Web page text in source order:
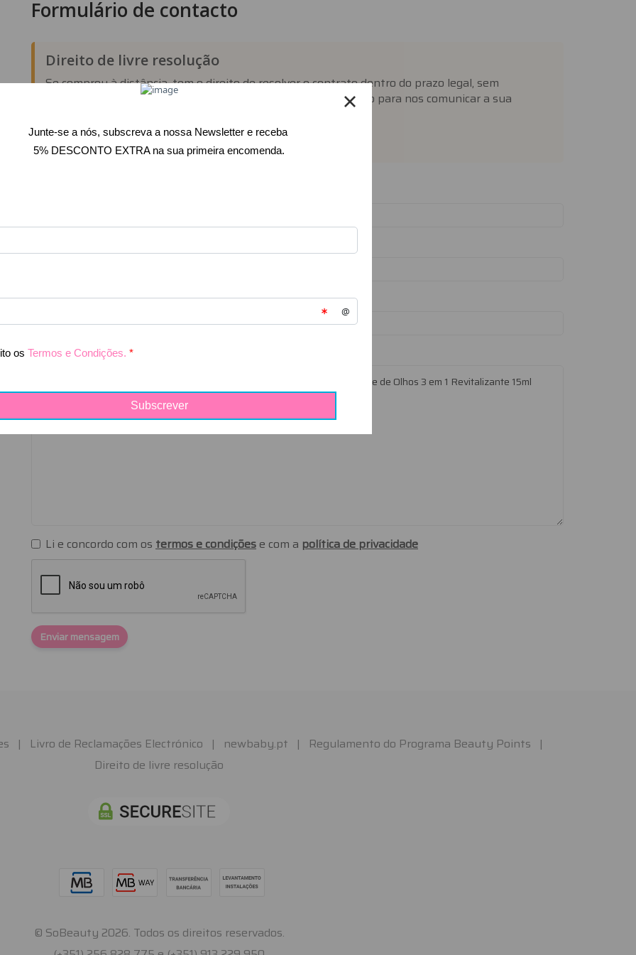
Formulário de contacto
Direito de livre resolução
Se comprou à distância, tem o direito de resolver o contrato dentro do prazo legal, sem
necessidade de indicar qualquer motivo. Preencha o formulário para nos comunicar a sua
Exercer o direito de livre resolução
Assunto
Mensagem
Li e concordo com os termos e condições e com a política de privacidade
Enviar mensagem
| Livro de Reclamações Electrónico | newbaby.pt | Regulamento do Programa Beauty Points |
Direito de livre resolução
© SoBeauty 2026. Todos os direitos reservados.